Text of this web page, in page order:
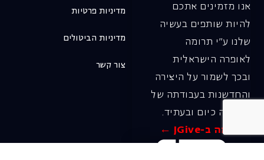
אנו מזמינים אתכם
להיות שותפים בעשיה
שלנו ע"י תרומה
לאופרה הישראלית
ובכך לשמור על היצירה
והחדשנות בעבודתה של
האופרה כיום ובעתיד.
לתרומה ב-JGive ←
מדיניות פרטיות
מדיניות הביטולים
צור קשר